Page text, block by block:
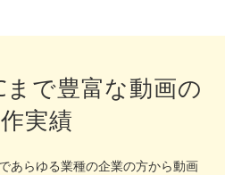
で豊富な動画の
実績
あらゆる業種の企業の方から動画